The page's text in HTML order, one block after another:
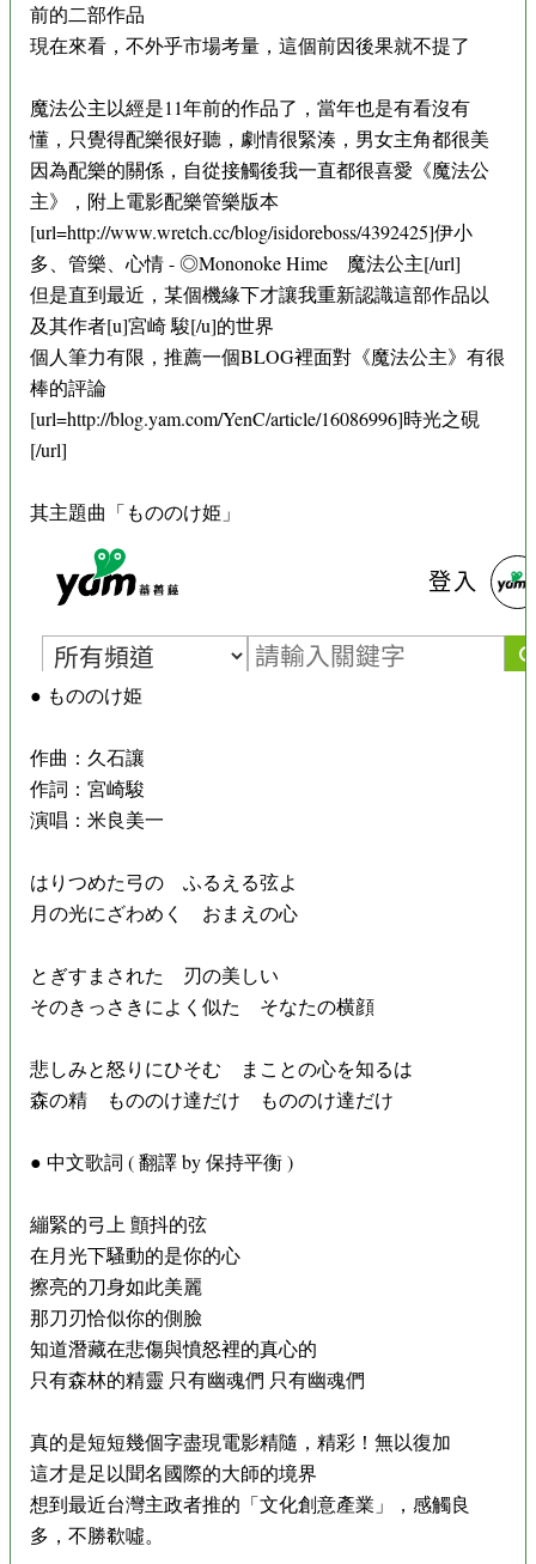
前的二部作品
現在來看，不外乎市場考量，這個前因後果就不提了
魔法公主以經是11年前的作品了，當年也是有看沒有
懂，只覺得配樂很好聽，劇情很緊湊，男女主角都很美
因為配樂的關係，自從接觸後我一直都很喜愛《魔法公
主》，附上電影配樂管樂版本
[url=http://www.wretch.cc/blog/isidoreboss/4392425]伊小
多、管樂、心情 - ◎Mononoke Hime 魔法公主[/url]
但是直到最近，某個機緣下才讓我重新認識這部作品以
及其作者[u]宮崎 駿[/u]的世界
個人筆力有限，推薦一個BLOG裡面對《魔法公主》有很
棒的評論
[url=http://blog.yam.com/YenC/article/16086996]時光之硯
[/url]
其主題曲「もののけ姫」
● もののけ姫
作曲：久石讓
作詞：宮崎駿
演唱：米良美一
はりつめた弓の ふるえる弦よ
月の光にざわめく おまえの心
とぎすまされた 刃の美しい
そのきっさきによく似た そなたの横顔
悲しみと怒りにひそむ まことの心を知るは
森の精 もののけ達だけ もののけ達だけ
● 中文歌詞 ( 翻譯 by 保持平衡 )
繃緊的弓上 顫抖的弦
在月光下騷動的是你的心
擦亮的刀身如此美麗
那刀刃恰似你的側臉
知道潛藏在悲傷與憤怒裡的真心的
只有森林的精靈 只有幽魂們 只有幽魂們
真的是短短幾個字盡現電影精隨，精彩！無以復加
這才是足以聞名國際的大師的境界
想到最近台灣主政者推的「文化創意產業」，感觸良
多，不勝欷噓。